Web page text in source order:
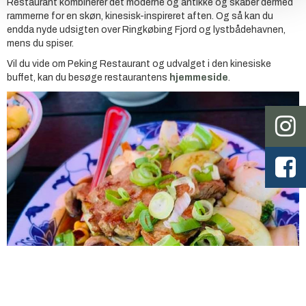
Restaurant kombinerer det moderne og antikke og skaber dermed
rammerne for en skøn, kinesisk-inspireret aften. Og så kan du
endda nyde udsigten over Ringkøbing Fjord og lystbådehavnen,
mens du spiser.
Vil du vide om Peking Restaurant og udvalget i den kinesiske
buffet, kan du besøge restaurantens hjemmeside.